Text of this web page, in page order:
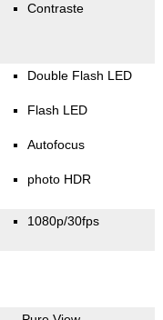
Contraste
Double Flash LED
Flash LED
Autofocus
photo HDR
1080p/30fps